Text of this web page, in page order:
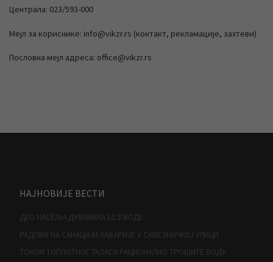
Централа: 023/593-000
Мејл за кориснике: info@vikzr.rs (контакт, рекламације, захтеви)
Пословна мејл адреса: office@vikzr.rs
НАЈНОВИЈЕ ВЕСТИ
ДЕО НАСЕЉА ДУВАНИКА БЕЗ ВОДЕ
РАДОВИ НА САНАЦИЈИ ХАВАРИЈЕ У САВЕЗНИЧКОЈ УЛИЦИ
ТОКОМ ТОПЛОТНОГ ТАЛАСА РАЦИОНАЛНО ТРОШИТЕ ВОДУ